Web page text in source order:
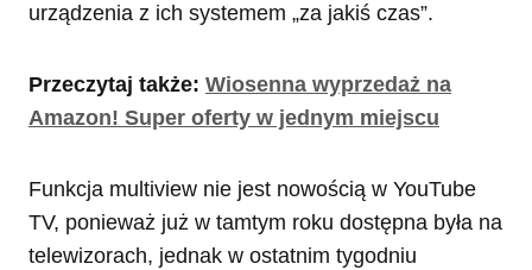
urządzenia z ich systemem „za jakiś czas”.
Przeczytaj także: Wiosenna wyprzedaż na
Amazon! Super oferty w jednym miejscu
Funkcja multiview nie jest nowością w YouTube
TV, ponieważ już w tamtym roku dostępna była na
telewizorach, jednak w ostatnim tygodniu